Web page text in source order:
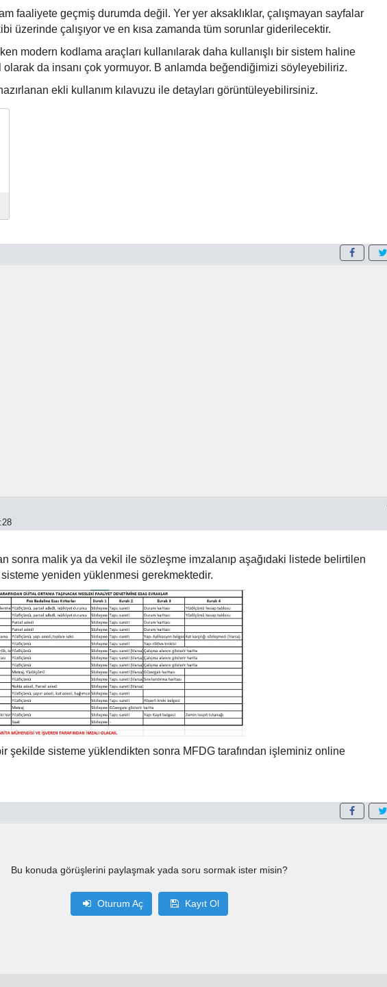
faaliyete geçmiş durumda değil. Yer yer aksaklıklar, çalışmayan sayfalar
üzerinde çalışıyor ve en kısa zamanda tüm sorunlar giderilecektir.
modern kodlama araçları kullanılarak daha kullanışlı bir sistem haline
da insanı çok yormuyor. B anlamda beğendiğimizi söyleyebiliriz.
ekli kullanım kılavuzu ile detayları görüntüleyebilirsiniz.
sonra malik ya da vekil ile sözleşme imzalanıp aşağıdaki listede belirtilen
yeniden yüklenmesi gerekmektedir.
şekilde sisteme yüklendikten sonra MFDG tarafından işleminiz online
Bu konuda görüşlerini paylaşmak yada soru sormak ister misin?
Oturum Aç Kayıt Ol